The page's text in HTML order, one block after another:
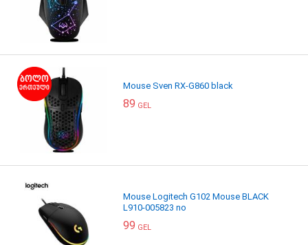
Mouse Sven RX-G860 black
89 GEL
Mouse Logitech G102 Mouse BLACK
L910-005823 no
99 GEL